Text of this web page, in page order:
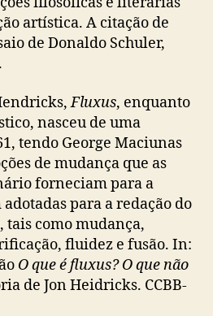
artística. A citação de
de Donaldo Schuler,
Fluxus, enquanto
nasceu de uma
tendo George Maciunas
de mudança que as
forneciam para a
para a redação do
como mudança,
fluidez e fusão. In:
O que é fluxus? O que não
de Jon Heidricks. CCBB-